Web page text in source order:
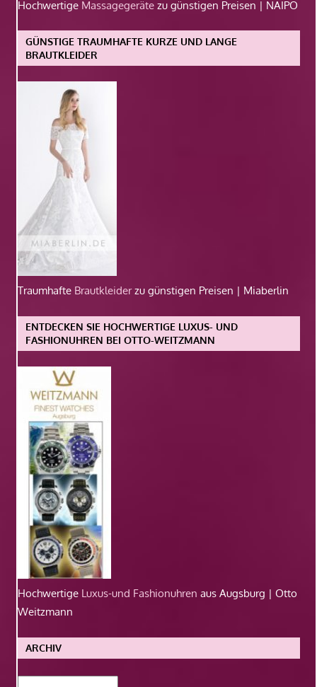
Hochwertige Massagegeräte zu günstigen Preisen | NAIPO
GÜNSTIGE TRAUMHAFTE KURZE UND LANGE
BRAUTKLEIDER
Traumhafte Brautkleiderzu günstigen Preisen | Miaberlin
ENTDECKEN SIE HOCHWERTIGE LUXUS- UND
FASHIONUHREN BEI OTTO-WEITZMANN
Hochwertige Luxus-und Fashionuhren aus Augsburg | Otto
Weitzmann
ARCHIV